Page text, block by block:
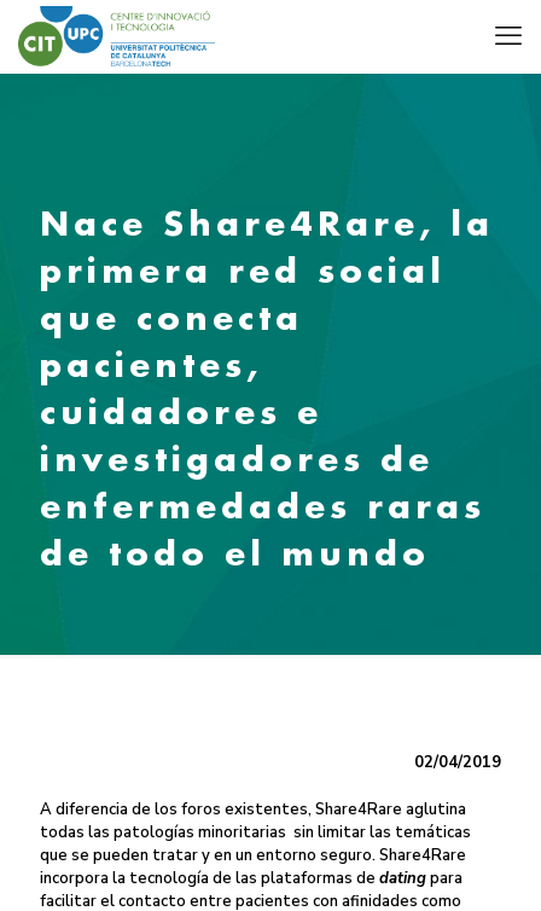
Nace Share4Rare, la
primera red social
que conecta
pacientes,
cuidadores e
investigadores de
enfermedades raras
de todo el mundo
02/04/2019
A diferencia de los foros existentes, Share4Rare aglutina
todas las patologías minoritarias sin limitar las temáticas
que se pueden tratar y en un entorno seguro. Share4Rare
incorpora la tecnología de las plataformas de datingpara
facilitar el contacto entre pacientes con afinidades como